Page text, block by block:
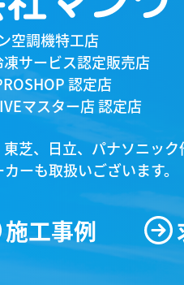
凍サービス認定販売店
認定店
マスター店 認定店